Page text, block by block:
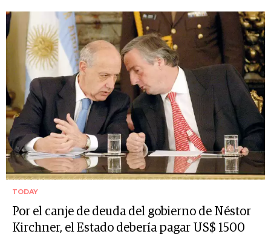
TODAY
Por el canje de deuda del gobierno de Néstor
Kirchner, el Estado debería pagar US$ 1500